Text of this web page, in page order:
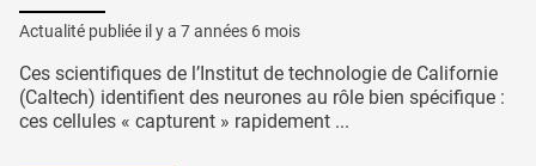
Actualité publiée il y a 7 années 6 mois
Ces scientifiques de l’Institut de technologie de Californie
(Caltech) identifient des neurones au rôle bien spécifique :
ces cellules « capturent » rapidement ...